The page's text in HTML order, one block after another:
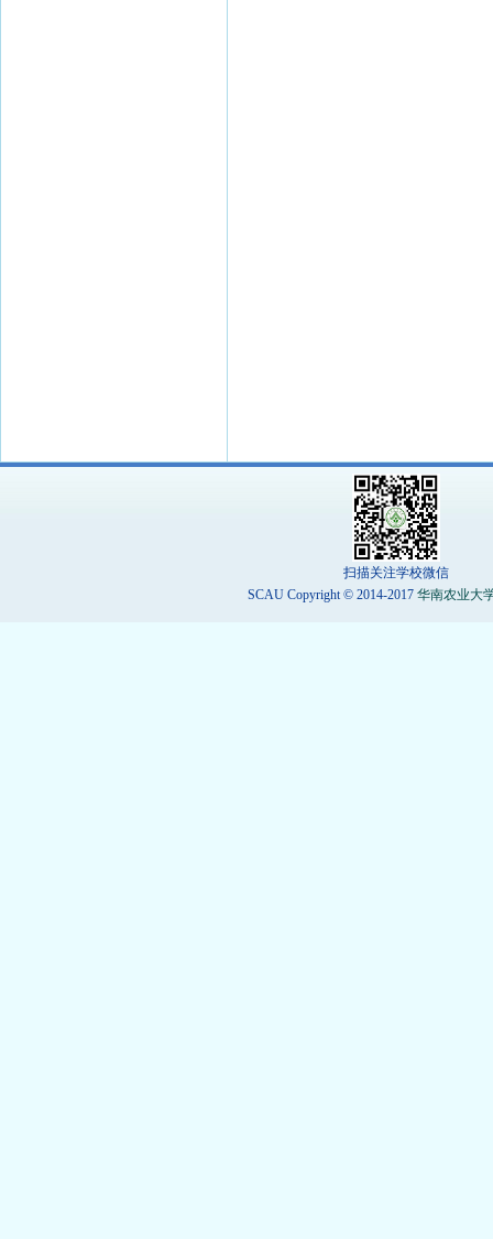
扫描关注学校微信
SCAU Copyright © 2014-2017 华南农业大